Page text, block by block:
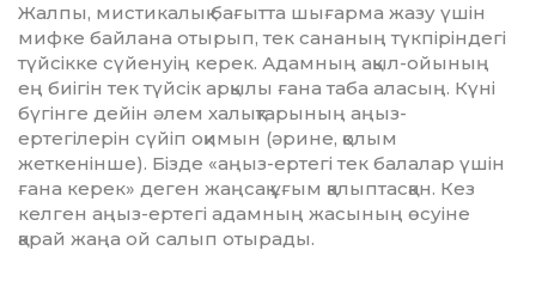
Жалпы, мистикалық бағытта шы­ғарма жазу үшін
мифке байлана оты­рып, тек сананың түкпіріндегі
түйсікке сүйенуің керек. Адамның ақыл-ойының
ең биігін тек түйсік арқылы ғана таба аласың. Күні
бү­гінге дейін әлем халықтарының аңыз-
ертегілерін сүйіп оқи­мын (әрине, қолым
жеткенінше). Бізде «аңыз-ертегі тек балалар үшін
ғана ке­рек» деген жаңсақ ұғым қалып­тасқан. Кез
келген аңыз-ертегі адам­ның жасының өсуіне
қарай жаңа ой салып отырады.